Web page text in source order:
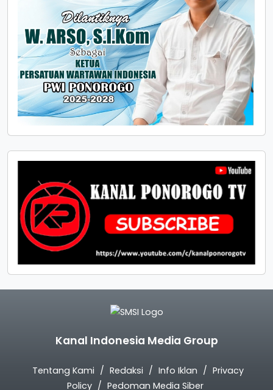
Kanal Indonesia Media Group
Tentang Kami Redaksi Info Iklan
Privacy
Policy
Pedoman Media Siber